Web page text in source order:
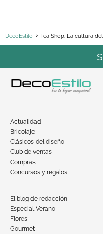
DecoEstilo Tea Shop. La cultura
Actualidad
Bricolaje
Clásicos del diseño
Club de ventas
Compras
Concursos y regalos
El blog de redacción
Especial Verano
Flores
Gourmet